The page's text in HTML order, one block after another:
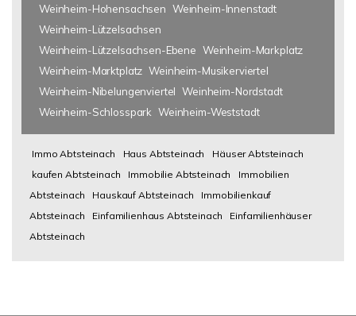
Weinheim-Hohensachsen Weinheim-Innenstadt
Weinheim-Lützelsachsen
Weinheim-Lützelsachsen-Ebene Weinheim-Markplatz
Weinheim-Marktplatz Weinheim-Musikerviertel
Weinheim-Nibelungenviertel Weinheim-Nordstadt
Weinheim-Schlosspark Weinheim-Weststadt
Immo Abtsteinach Haus Abtsteinach
Häuser Abtsteinach
kaufen Abtsteinach
Immobilie Abtsteinach
Immobilien
Abtsteinach
Hauskauf Abtsteinach
Immobilienkauf
Abtsteinach
Einfamilienhaus Abtsteinach
Einfamilienhäuser
Abtsteinach